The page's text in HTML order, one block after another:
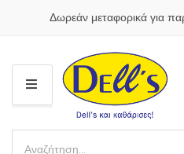
Δωρεάν μεταφορικά για
M
E
N
U